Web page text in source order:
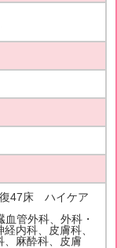
47床 ハイケア
管外科、外科・
内科、皮膚科、
、麻酔科、皮膚